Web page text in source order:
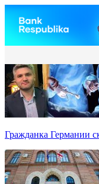
Гражданка Германии